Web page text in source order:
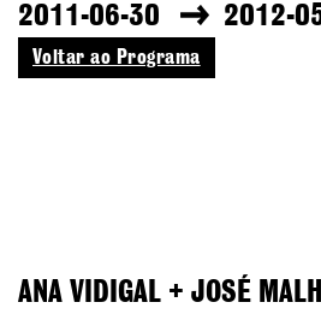
2011-06-30
2012-
Voltar ao Programa
ANA VIDIGAL + JOSÉ